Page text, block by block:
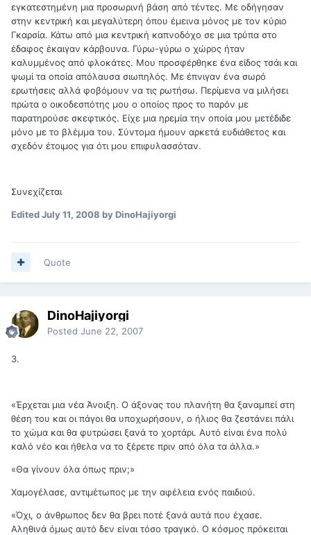
εγκατεστημένη μια προσωρινή βάση από τέντες. Με οδήγησαν
στην κεντρική και μεγαλύτερη όπου έμεινα μόνος με τον κύριο
Γκαρσία. Κάτω από μια κεντρική καπνοδόχο σε μια τρύπα στο
έδαφος έκαιγαν κάρβουνα. Γύρω-γύρω ο χώρος ήταν
καλυμμένος από φλοκάτες. Μου προσφέρθηκε ένα είδος τσάι και
ψωμί τα οποία απόλαυσα σιωπηλός. Με έπνιγαν ένα σωρό
ερωτήσεις αλλά φοβόμουν να τις ρωτήσω. Περίμενα να μιλήσει
πρώτα ο οικοδεσπότης μου ο οποίος προς το παρόν με
παρατηρούσε σκεφτικός. Είχε μια ηρεμία την οποία μου μετέδιδε
μόνο με το βλέμμα του. Σύντομα ήμουν αρκετά ευδιάθετος και
σχεδόν έτοιμος για ότι μου επιφυλασσόταν.
Συνεχίζεται
EditedJuly 11, 2008 by DinoHajiyorgi
Quote
DinoHajiyorgi
Posted June 22, 2007
3.
«Έρχεται μια νέα Άνοιξη. Ο άξονας του πλανήτη θα ξαναμπεί στη
θέση του και οι πάγοι θα υποχωρήσουν, ο ήλιος θα ζεστάνει πάλι
το χώμα και θα φυτρώσει ξανά το χορτάρι. Αυτό είναι ένα πολύ
καλό νέο και ήθελα να το ξέρετε πριν από όλα τα άλλα.»
«Θα γίνουν όλα όπως πριν;»
Χαμογέλασε, αντιμέτωπος με την αφέλεια ενός παιδιού.
«Όχι, ο άνθρωπος δεν θα βρει ποτέ ξανά αυτά που έχασε.
Αληθινά όμως αυτό δεν είναι τόσο τραγικό. Ο κόσμος πρόκειται